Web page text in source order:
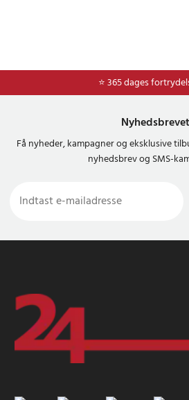
⭐ 365 dages
⭐ Nem og sikker betaling med
Nyhedsbrevet
Få nyheder, kampagner og eksklusive
nyhedsbrev og SMS-